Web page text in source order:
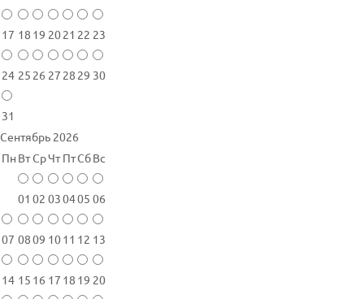
17 18 19 2021 22 23
24 25 26 27 28 29 30
31
Сентябрь 2026
Пн ВтСрЧт ПтСбВс
01 02 030405 06
07 0809 1011 12 13
14 15 16 17 18 19 20